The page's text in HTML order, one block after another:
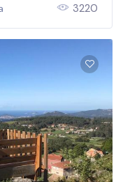
3220